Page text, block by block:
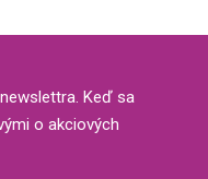
Keď sa
o akciových